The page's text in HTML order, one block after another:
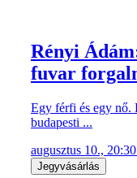
Rényi
fuvar
Egy férfi és egy nő.
budapesti ...
augusztus 10.,
Jegyvásárlás